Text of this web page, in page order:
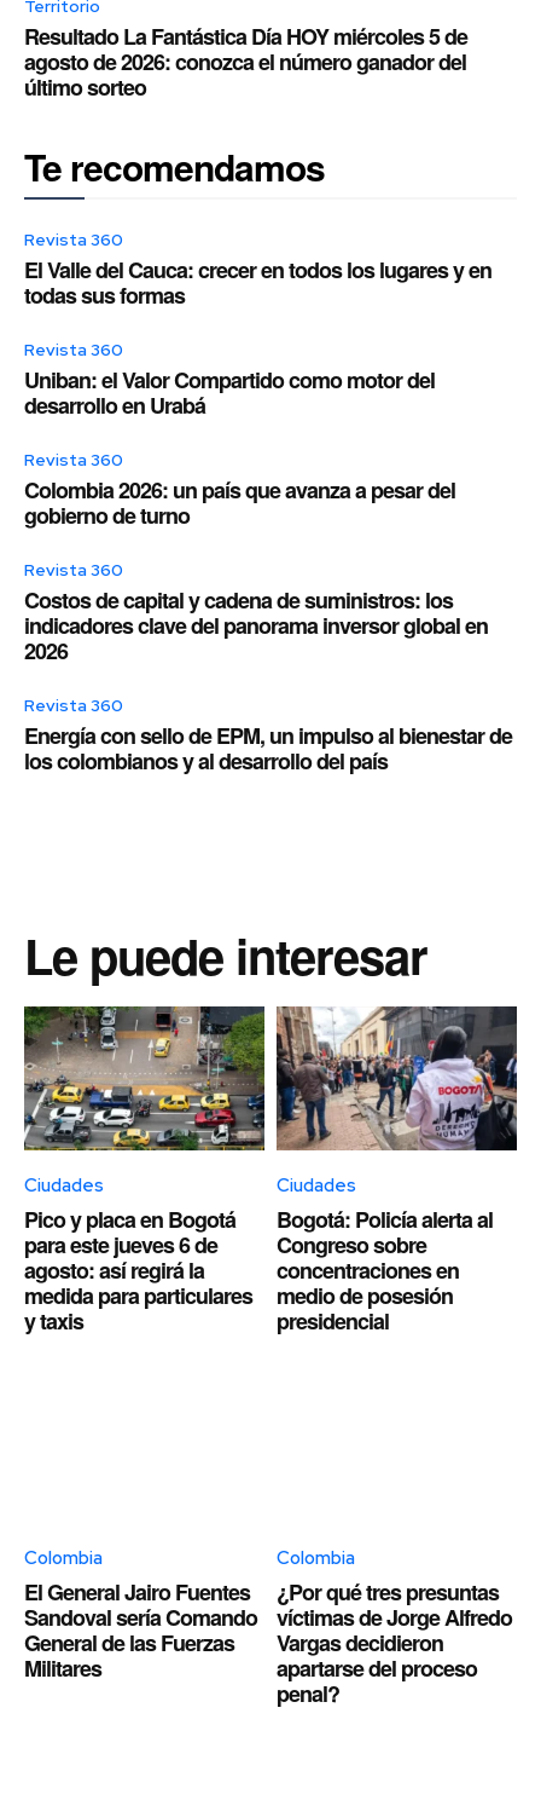
Territorio
Resultado La Fantástica Día HOY miércoles 5 de
agosto de 2026: conozca el número ganador del
último sorteo
Te recomendamos
Revista 360
El Valle del Cauca: crecer en todos los lugares y en
todas sus formas
Revista 360
Uniban: el Valor Compartido como motor del
desarrollo en Urabá
Revista 360
Colombia 2026: un país que avanza a pesar del
gobierno de turno
Revista 360
Costos de capital y cadena de suministros: los
indicadores clave del panorama inversor global en
2026
Revista 360
Energía con sello de EPM, un impulso al bienestar de
los colombianos y al desarrollo del país
Le puede interesar
Ciudades
Pico y placa en Bogotá
para este jueves 6 de
agosto: así regirá la
medida para particulares
y taxis
Ciudades
Bogotá: Policía alerta al
Congreso sobre
concentraciones en
medio de posesión
presidencial
Colombia
El General Jairo Fuentes
Sandoval sería Comando
General de las Fuerzas
Militares
Colombia
¿Por qué tres presuntas
víctimas de Jorge Alfredo
Vargas decidieron
apartarse del proceso
penal?